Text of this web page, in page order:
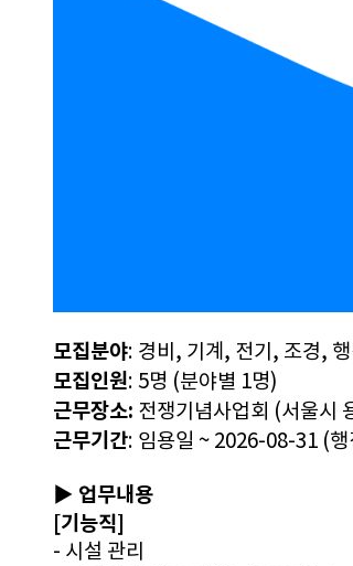
모집분야: 경비, 기계, 전기, 조경,
모집인원: 5명 (분야별 1명)
근무장소: 전쟁기념사업회 (서울시
근무기간: 임용일 ~ 2026-08-31 (
▶ 업무내용
[기능직]
- 시설 관리